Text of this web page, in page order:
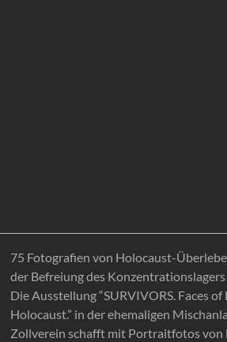
75 Fotografien von Holocaust-
der Befreiung des
Die Ausstellung “SURVIVORS. Faces
Holocaust.” in der ehemaligen
Zollverein schafft mit Portraitfotos von